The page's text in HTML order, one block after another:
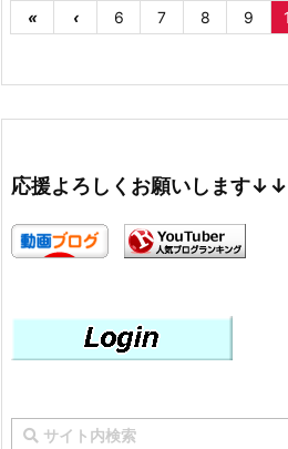
« ‹ 6 7 8 9
応援よろしくお願いします↓↓